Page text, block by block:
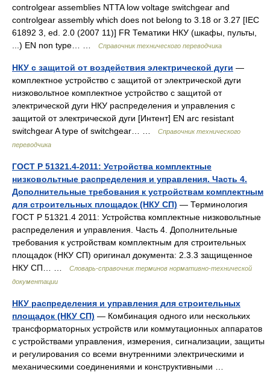
controlgear assemblies NTTA low voltage switchgear and
controlgear assembly which does not belong to 3.18 or 3.27 [IEC
61892 3, ed. 2.0 (2007 11)] FR Тематики НКУ (шкафы, пульты,
...) EN non type… …
Справочник технического переводчика
НКУ с защитой от воздействия электрической дуги —
комплектное устройство с защитой от электрической дуги
низковольтное комплектное устройство с защитой от
электрической дуги НКУ распределения и управления с
защитой от электрической дуги [Интент] EN arc resistant
switchgear A type of switchgear… …
Справочник технического
переводчика
ГОСТ Р 51321.4-2011: Устройства комплектные
низковольтные распределения и управления. Часть 4.
Дополнительные требования к устройствам комплектным
для строительных площадок (НКУ СП) — Терминология
ГОСТ Р 51321.4 2011: Устройства комплектные низковольтные
распределения и управления. Часть 4. Дополнительные
требования к устройствам комплектным для строительных
площадок (НКУ СП) оригинал документа: 2.3.3 защищенное
НКУ СП… …
Словарь-справочник терминов нормативно-технической
документации
НКУ распределения и управления для строительных
площадок (НКУ СП) — Комбинация одного или нескольких
трансформаторных устройств или коммутационных аппаратов
с устройствами управления, измерения, сигнализации, защиты
и регулирования со всеми внутренними электрическими и
механическими соединениями и конструктивными …